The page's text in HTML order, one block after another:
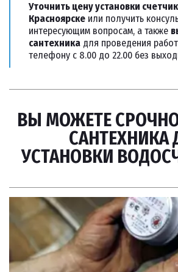
Уточнить цену установки
Красноярске или получить
интересующим вопросам, а также
сантехника для проведения
телефону с 8.00 до 22.00 без
ВЫ МОЖЕТЕ
САНТЕХНИКА
УСТАНОВКИ